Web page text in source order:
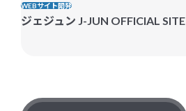
WEBサイト開発
ジェジュン J-JUN OFFICIAL SITE